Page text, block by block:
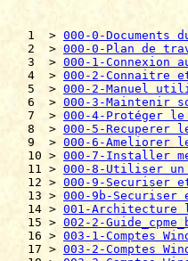
1  > 000-0-Documents
2  > 000-0-Plan de
3  > 000-1-Connexion
4  > 000-2-Connaitre
5  > 000-2-Manuel
6  > 000-3-Maintenir
7  > 000-4-Protéger
8  > 000-5-Recuperer
9  > 000-6-Ameliorer
10 > 000-7-Installer
11 > 000-8-Utiliser un
12 > 000-9-Securiser
13 > 000-9b-Securiser
14 > 001-Architecture
15 > 002-2-
16 > 003-1-Comptes
17 > 003-2-Comptes